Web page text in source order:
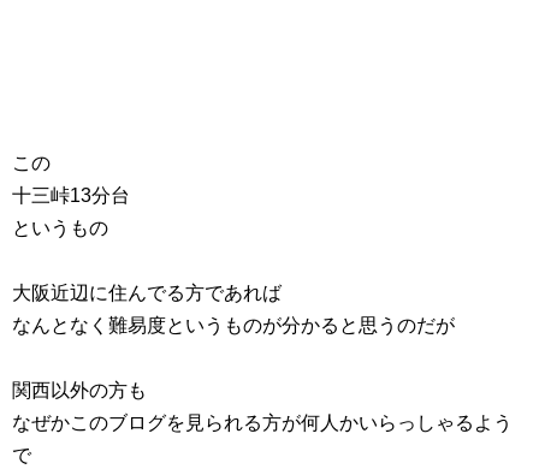
この
十三峠13分台
というもの
大阪近辺に住んでる方であれば
なんとなく難易度というものが分かると思うのだが
関西以外の方も
なぜかこのブログを見られる方が何人かいらっしゃるよう
で